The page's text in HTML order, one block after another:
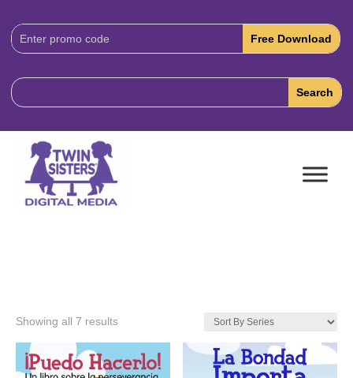
Download
Code:
Showing all 7 results